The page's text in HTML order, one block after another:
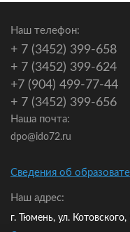
Наш телефон:
+ 7 (3452) 399-658
+ 7 (3452) 399-624
+7 (904) 499-77-44
+ 7 (3452) 399-656
Наша почта:
dpo@ido72.ru
Сведения об
Наш адрес:
г. Тюмень, ул.